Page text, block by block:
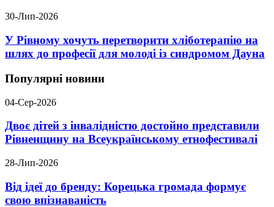
30-Лип-2026
У Рівному хочуть перетворити хліботерапію на
шлях до професії для молоді із синдромом Дауна
Популярні новини
04-Сер-2026
Двоє дітей з інвалідністю достойно представили
Рівненщину на Всеукраїнському етнофестивалі
28-Лип-2026
Від ідеї до бренду: Корецька громада формує
свою впізнаваність